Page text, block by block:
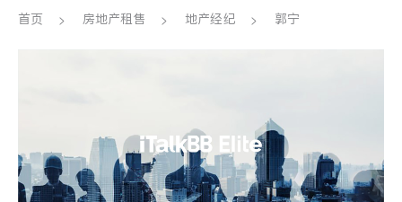
医生 律师
会计师
建筑装修
首页 房地产租售 地产经纪 郭宁